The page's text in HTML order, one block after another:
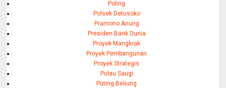
Poling
Polsek Detusoko
Pramono Anung
Presiden Bank Dunia
Proyek Mangkrak
Proyek Pembangunan
Proyek Strategis
Pulau Saugi
Puting Beliung